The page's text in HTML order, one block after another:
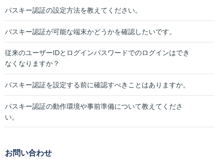
パスキー認証の設定方法を教えてください。
パスキー認証が可能な端末かどうかを確認したいです。
従来のユーザーIDとログインパスワードでのログインはでき
なくなりますか？
パスキー認証を設定する前に確認すべきことはありますか。
パスキー認証の動作環境や事前準備について教えてくださ
い。
お問い合わせ